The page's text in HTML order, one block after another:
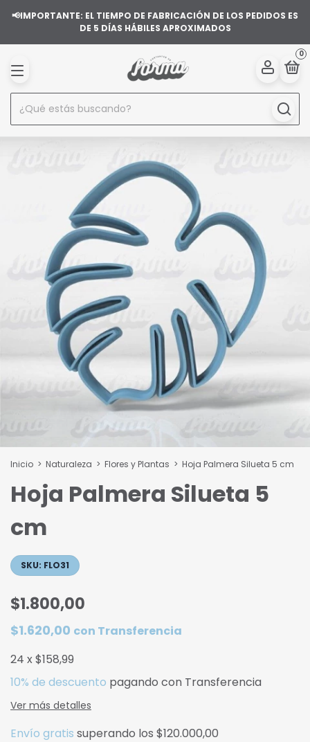
📢IMPORTANTE: EL TIEMPO DE FABRICACIÓN DE LOS PEDIDOS ES
DE 5 DÍAS HÁBILES APROXIMADOS
0
Inicio > Naturaleza > Flores y Plantas > Hoja Palmera Silueta 5 cm
Hoja Palmera Silueta 5
cm
SKU: FLO31
$1.800,00
$1.620,00 con Transferencia
24 x$158,99
10% de descuento pagando con Transferencia
Ver más detalles
Envío gratis superando los $120.000,00